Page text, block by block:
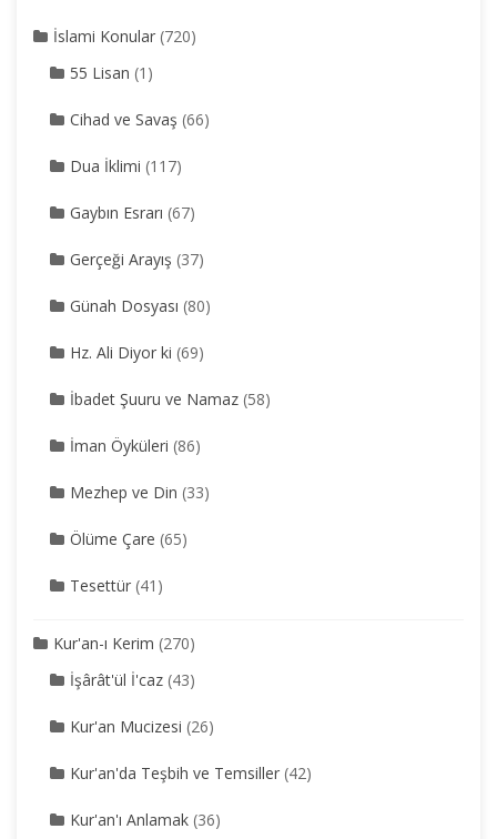
İslami Konular (720)
55 Lisan (1)
Cihad ve Savaş (66)
Dua İklimi (117)
Gaybın Esrarı (67)
Gerçeği Arayış (37)
Günah Dosyası (80)
Hz. Ali Diyor ki (69)
İbadet Şuuru ve Namaz (58)
İman Öyküleri (86)
Mezhep ve Din (33)
Ölüme Çare (65)
Tesettür (41)
Kur'an-ı Kerim (270)
İşârât'ül İ'caz (43)
Kur'an Mucizesi (26)
Kur'an'da Teşbih ve Temsiller (42)
Kur'an'ı Anlamak (36)